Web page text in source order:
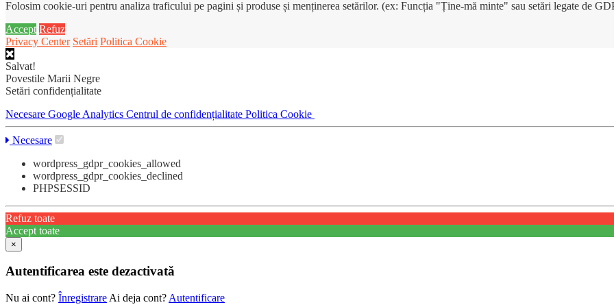
Folosim cookie-uri pentru analiza traficului pe pagini și produse și menținerea setărilor. (ex: Funcția "Ține-mă minte" sau setări legate de
Accept Refuz
Privacy Center Setări Politica Cookie
Salvat!
Povestile Marii Negre
Setări confidențialitate
Necesare Google Analytics Centrul de confidențialitate Politica Cookie
Necesare
wordpress_gdpr_cookies_allowed
wordpress_gdpr_cookies_declined
PHPSESSID
Refuz toate
Accept toate
×
Autentificarea este dezactivată
Nu ai cont? Înregistrare Ai deja cont? Autentificare